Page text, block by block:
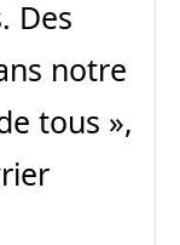
Des
notre
tous »,